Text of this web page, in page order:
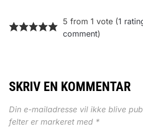
5 from 1 vote (1
comment)
SKRIV EN KOMMENTAR
Din e-mailadresse vil ikke blive
felter er markeret med *